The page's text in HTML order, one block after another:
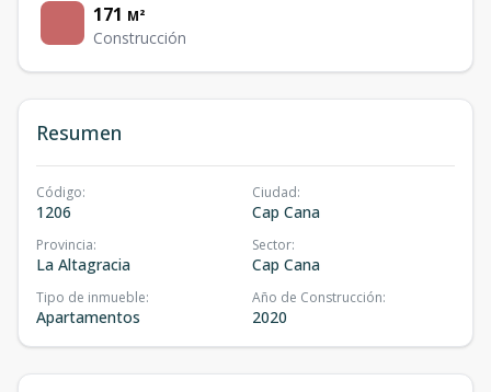
171 M²
Construcción
Resumen
Código:
1206
Ciudad:
Cap Cana
Provincia:
La Altagracia
Sector:
Cap Cana
Tipo de inmueble:
Apartamentos
Año de Construcción:
2020